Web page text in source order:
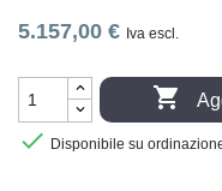
5.157,00 € Iva escl.

 Disponibile su